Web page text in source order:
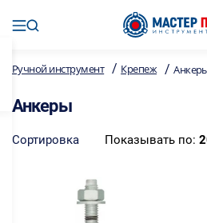
Ручной инструмент / Крепеж /
Анкеры
Сортировка Показывать по: